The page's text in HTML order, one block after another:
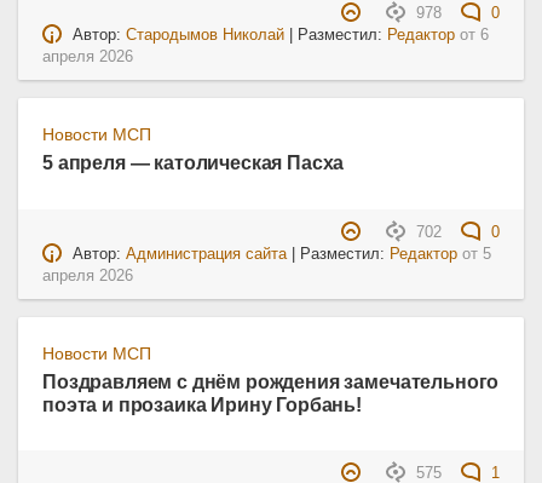
978
0
Автор:Стародымов Николай | Разместил: Редактор от6
апреля 2026
Новости МСП
5 апреля — католическая Пасха
702
0
Автор:Администрация сайта | Разместил: Редактор от5
апреля 2026
Новости МСП
Поздравляем с днём рождения замечательного
поэта и прозаика Ирину Горбань!
575
1